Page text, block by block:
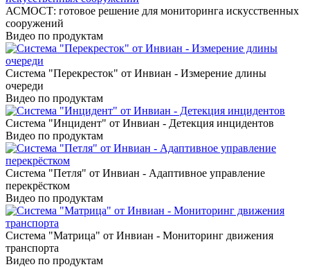
АСМОСТ: готовое решение для мониторинга искусственных
сооружений
Видео по продуктам
Система "Перекресток" от Инвиан - Измерение длины
очереди
Видео по продуктам
Система "Инцидент" от Инвиан - Детекция инцидентов
Видео по продуктам
Система "Петля" от Инвиан - Адаптивное управление
перекрёстком
Видео по продуктам
Система "Матрица" от Инвиан - Мониторинг движения
транспорта
Видео по продуктам